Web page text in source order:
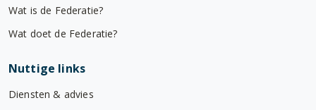
Wat is de Federatie?
Wat doet de Federatie?
Nuttige links
Diensten & advies